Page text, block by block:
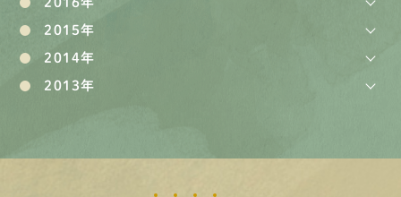
2015年
2014年
2013年